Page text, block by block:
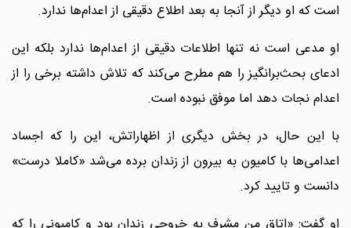
است که او دیگر از آنجا به بعد اطلاع دقیقی از اعدام‌ها ندارد.
او مدعی است نه تنها اطلاعات دقیقی از اعدام‌ها ندارد بلکه این
ادعای بحث‌برانگیز را هم مطرح می‌کند که تلاش داشته برخی را از
اعدام نجات دهد اما موفق نبوده است.
با این حال، در بخش دیگری از اظهاراتش، این را که اجساد
اعدامی‌ها با کامیون به بیرون از زندان برده می‌شد «کاملا درست»
دانست و تایید کرد.